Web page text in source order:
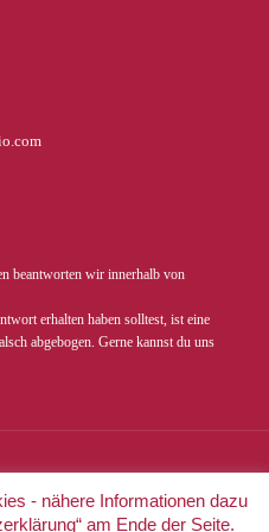
beantworten wir innerhalb von
erhalten haben solltest, ist eine
abgebogen. Gerne kannst du uns
vorbehalten |Impressum|
- nähere Informationen dazu
am Ende der Seite.